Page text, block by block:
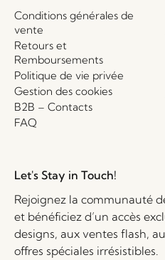
Conditions générales de
vente
Retours et
Remboursements
Politique de vie privée
Gestion des cookies
B2B – Contacts
FAQ
Let's Stay in Touch!
Rejoignez la communauté
et bénéficiez d’un accès
designs, aux ventes flash,
offres spéciales irrésistibles.